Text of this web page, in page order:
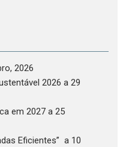
2026
2026 a 29
em 2027 a 25
Eficientes” a 10